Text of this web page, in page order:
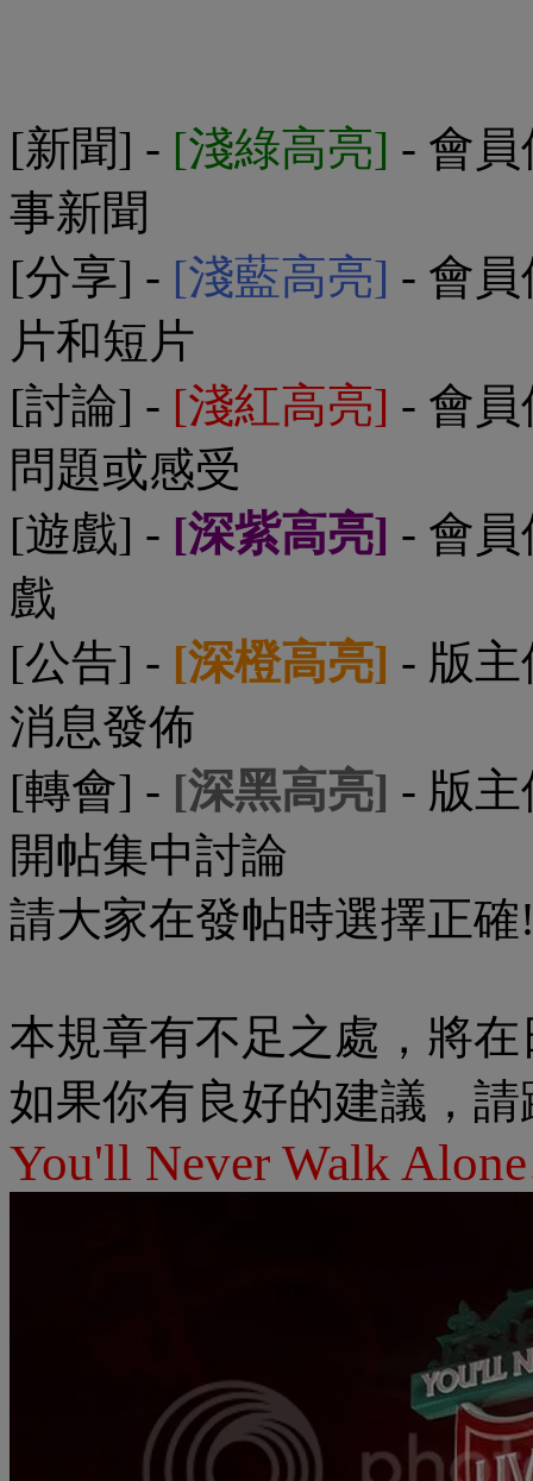
[新聞] - [淺綠高亮] - 會
事新聞
[分享] - [淺藍高亮] - 會
片和短片
[討論] - [淺紅高亮] - 會
問題或感受
[遊戲] - [深紫高亮] - 會
戲
[公告] - [深橙高亮] - 版
消息發佈
[轉會] - [深黑高亮] - 版
開帖集中討論
請大家在發帖時選擇正確
本規章有不足之處，將
如果你有良好的建議，
You'll Never Walk